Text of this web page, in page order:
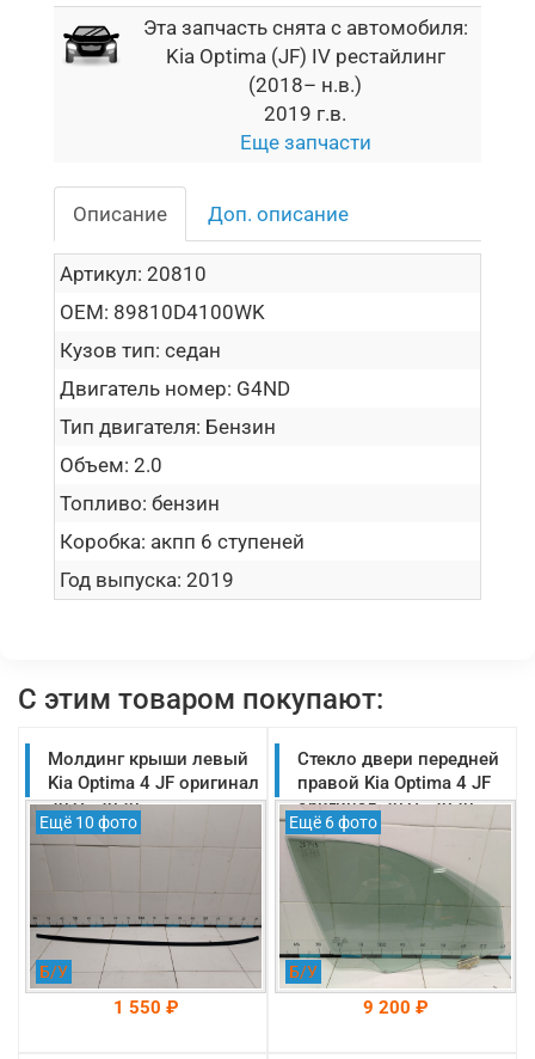
Эта запчасть снята с автомобиля:
Kia Optima (JF) IV рестайлинг
(2018– н.в.)
2019 г.в.
Еще запчасти
Описание Доп. описание
Артикул: 20810
OEM: 89810D4100WK
Кузов тип: седан
Двигатель номер: G4ND
Тип двигателя: Бензин
Объем: 2.0
Топливо: бензин
Коробка: акпп 6 ступеней
Год выпуска: 2019
С этим товаром покупают:
Молдинг крыши левый
Kia Optima 4 JF оригинал
2016-2020
(87210D4000)
Ещё 10 фото
Б/У
1 550 ₽
Стекло двери передней
правой Kia Optima 4 JF
оригинал 2016-2020
(82420D4030)
Ещё 6 фото
Б/У
9 200 ₽